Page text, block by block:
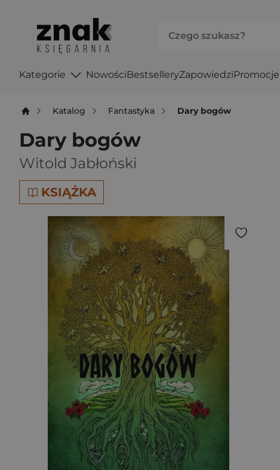
Kategorie NowościBestselleryZapowiedziPromocje
Katalog Fantastyka Dary bogów
Dary bogów
Witold Jabłoński
KSIĄŻKA